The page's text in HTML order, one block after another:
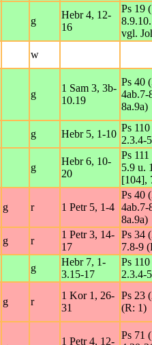
g
Hebr 4, 12-
16
Ps 19
vgl.
w
g
1 Sam 3, 3b-
10.19
Ps 40
4ab.7-
8a.9a)
g Hebr 5, 1-10
Ps
2.3.4-
g
Hebr 6, 10-
20
Ps
5.9 u.
[104],
g r 1 Petr 5, 1-4
Ps 40
4ab.7-
8a.9a)
g r
1 Petr 3, 14-
17
Ps 34
7.8-9
g
Hebr 7, 1-
3.15-17
Ps
2.3.4-
g r
1 Kor 1, 26-
31
Ps 23
(R: 1)
1 Petr 4, 12-
Ps 71